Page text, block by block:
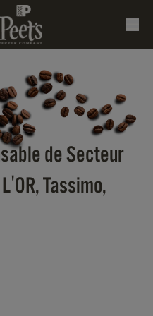
de Secteur
Tassimo,